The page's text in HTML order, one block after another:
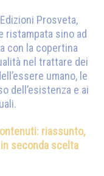
Prosveta,
ristampata sino ad
con la copertina
nel trattare dei
umano, le
dell’esistenza e ai
riassunto,
seconda scelta